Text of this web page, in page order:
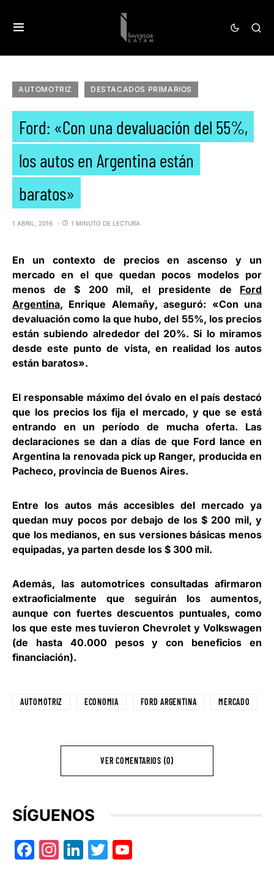
AUTOMOTRIZ DESTACADOS PRIMARIOS
Ford: «Con una devaluación del 55%,
los autos en Argentina están
baratos»
1 ABRIL, 2016 1 MINUTO DE LECTURA
En un contexto de precios en ascenso y un
mercado en el que quedan pocos modelos por
menos de $ 200 mil, el presidente de Ford
Argentina, Enrique Alemañy, aseguró: «Con una
devaluación como la que hubo, del 55%, los precios
están subiendo alrededor del 20%. Si lo miramos
desde este punto de vista, en realidad los autos
están baratos».
El responsable máximo del óvalo en el país destacó
que los precios los fija el mercado, y que se está
entrando en un período de mucha oferta. Las
declaraciones se dan a días de que Ford lance en
Argentina la renovada pick up Ranger, producida en
Pacheco, provincia de Buenos Aires.
Entre los autos más accesibles del mercado ya
quedan muy pocos por debajo de los $ 200 mil, y
que los medianos, en sus versiones básicas menos
equipadas, ya parten desde los $ 300 mil.
Además, las automotrices consultadas afirmaron
extraoficialmente que seguirán los aumentos,
aunque con fuertes descuentos puntuales, como
los que este mes tuvieron Chevrolet y Volkswagen
(de hasta 40.000 pesos y con beneficios en
financiación).
AUTOMOTRIZ ECONOMIA FORD ARGENTINA MERCADO
VER COMENTARIOS (0)
SÍGUENOS
Facebook
Instagram
LinkedIn
Twitter